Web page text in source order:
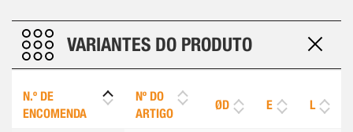
VARIANTES DO PRODUTO
N.º DE
ENCOMENDA
Nº DO
ARTIGO
ØD E L